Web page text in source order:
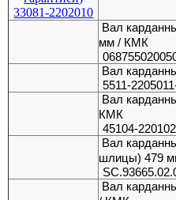
Вал
мм / КМК
Вал
5511-
Вал
КМК
45104-
Вал
шлицы) 479
Вал